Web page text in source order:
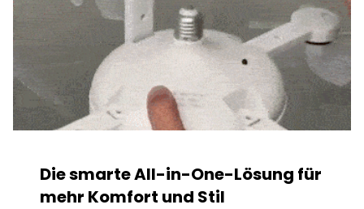
Die smarte All-in-One-Lösung für
mehr Komfort und Stil